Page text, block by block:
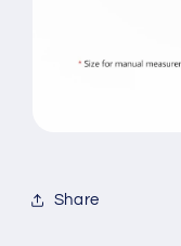
Share